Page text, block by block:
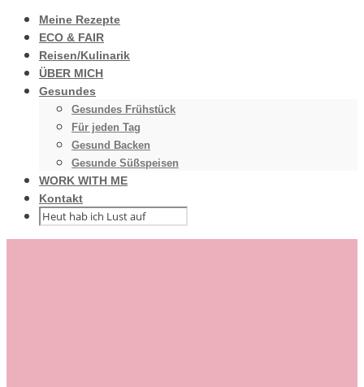
Meine Rezepte
ECO & FAIR
Reisen/Kulinarik
ÜBER MICH
Gesundes
Gesundes Frühstück
Für jeden Tag
Gesund Backen
Gesunde Süßspeisen
WORK WITH ME
Kontakt